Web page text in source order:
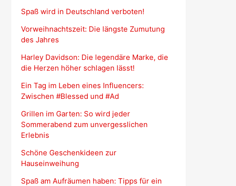
Spaß wird in Deutschland verboten!
Vorweihnachtszeit: Die längste Zumutung
des Jahres
Harley Davidson: Die legendäre Marke, die
die Herzen höher schlagen lässt!
Ein Tag im Leben eines Influencers:
Zwischen #Blessed und #Ad
Grillen im Garten: So wird jeder
Sommerabend zum unvergesslichen
Erlebnis
Schöne Geschenkideen zur
Hauseinweihung
Spaß am Aufräumen haben: Tipps für ein